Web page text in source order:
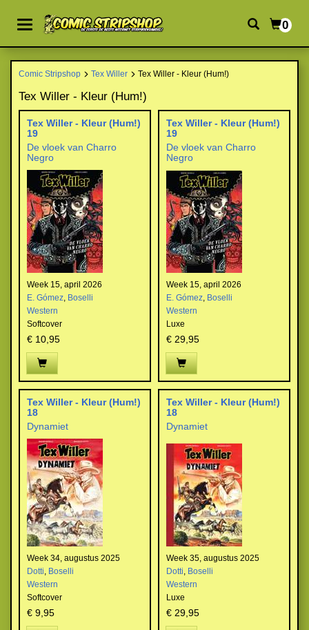
0
Comic Stripshop Tex Willer Tex Willer - Kleur (Hum!)
Tex Willer - Kleur (Hum!)
Tex Willer - Kleur (Hum!)
19
De vloek van Charro
Negro
Week 15, april 2026
E. Gómez, Boselli
Western
Softcover
€ 10,95
Tex Willer - Kleur (Hum!)
19
De vloek van Charro
Negro
Week 15, april 2026
E. Gómez, Boselli
Western
Luxe
€ 29,95
Tex Willer - Kleur (Hum!)
18
Dynamiet
Week 34, augustus 2025
Dotti, Boselli
Western
Softcover
€ 9,95
Tex Willer - Kleur (Hum!)
18
Dynamiet
Week 35, augustus 2025
Dotti, Boselli
Western
Luxe
€ 29,95